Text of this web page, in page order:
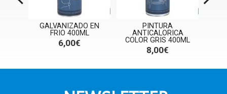
GALVANIZADO EN
FRIO 400ML
6,00€
PINTURA
ANTICALORICA
COLOR GRIS 400ML
8,00€